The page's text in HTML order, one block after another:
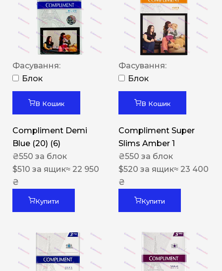
Фасування:
Блок
В Кошик
Compliment Demi
Blue (20) (6)
₴550 за блок
$510 за ящик≈ 22 950
₴
Купити
Фасування:
Блок
В Кошик
Compliment Super
Slims Amber 1
₴550 за блок
$520 за ящик≈ 23 400
₴
Купити